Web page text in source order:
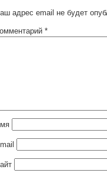
адрес email не будет
*